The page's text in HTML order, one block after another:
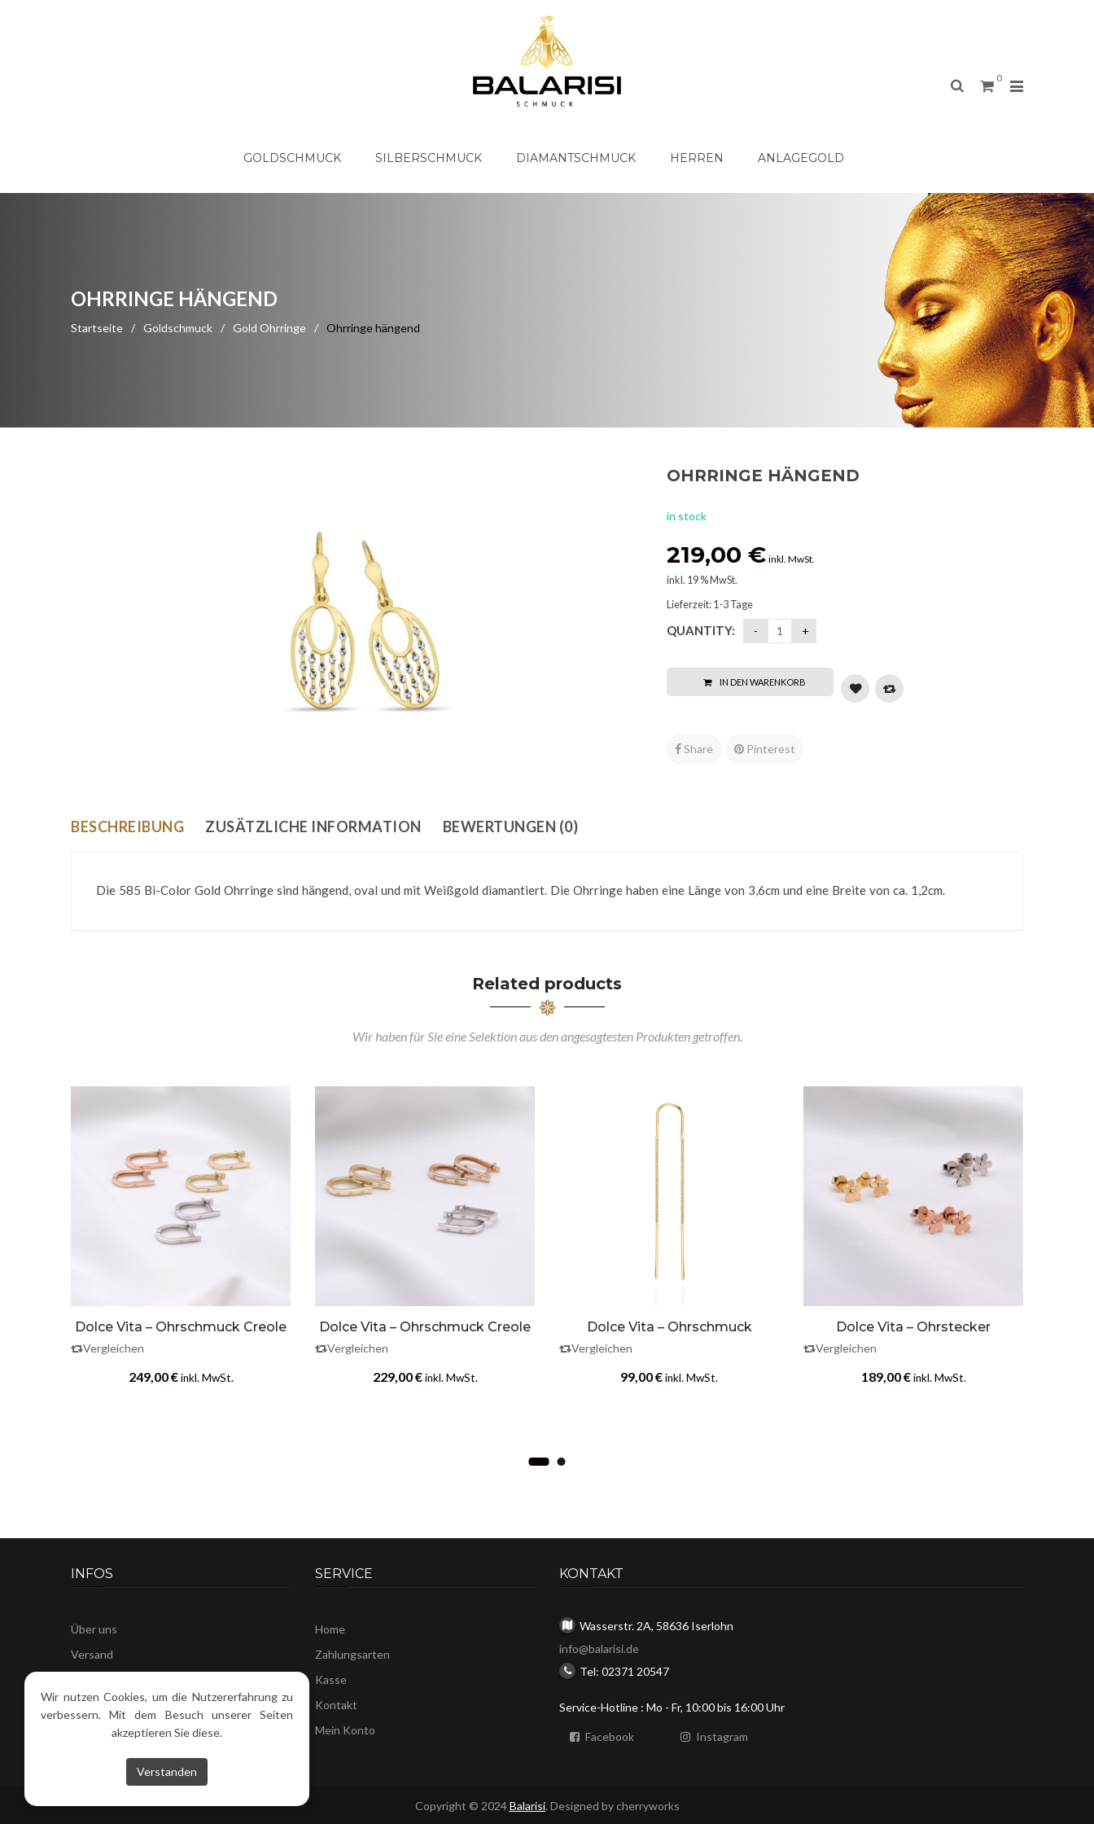
GOLDSCHMUCK SILBERSCHMUCK DIAMANTSCHMUCK HERREN ANLAGEGOLD
0
OHRRINGE HÄNGEND
Startseite / Goldschmuck / Gold Ohrringe / Ohrringe hängend
OHRRINGE HÄNGEND
in stock
219,00 € inkl. MwSt.
inkl. 19 % MwSt.
Lieferzeit: 1-3 Tage
QUANTITY:
IN DEN WARENKORB
Share Pinterest
BESCHREIBUNG ZUSÄTZLICHE INFORMATION BEWERTUNGEN (0)
Die 585 Bi-Color Gold Ohrringe sind hängend, oval und mit Weißgold diamantiert. Die Ohrringe haben eine Länge von 3,6cm und eine Breite von ca. 1,2cm.
Related products
Wir haben für Sie eine Selektion aus den angesagtesten Produkten getroffen.
Dolce Vita – Ohrschmuck Creole
Vergleichen
249,00€ inkl. MwSt.
Dolce Vita – Ohrschmuck Creole
Vergleichen
229,00€ inkl. MwSt.
Dolce Vita – Ohrschmuck
Vergleichen
99,00€inkl. MwSt.
Dolce Vita – Ohrstecker
Vergleichen
189,00€ inkl. MwSt.
INFOS
Über uns
Versand
AGB's
Datenschutz
SERVICE
Home
Zahlungsarten
Kasse
Kontakt
Mein Konto
KONTAKT
Wasserstr. 2A, 58636 Iserlohn
info@balarisi.de
Tel: 02371 20547
Service-Hotline : Mo - Fr, 10:00 bis 16:00 Uhr
Facebook Instagram
Copyright © 2024Balarisi. Designed bycherryworks
Wir nutzen Cookies, um die Nutzererfahrung zu
verbessern. Mit dem Besuch unserer Seiten
akzeptieren Sie diese.
Verstanden